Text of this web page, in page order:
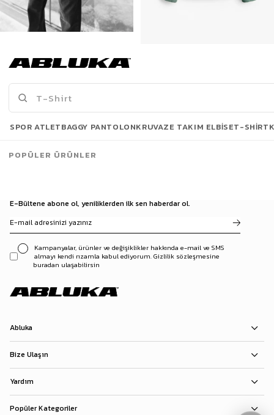
Erkek Oversize Basic Rahat Ceket Siyah
Son Bakılanlar
E-Bültene abone ol, yeniliklerden ilk sen haberdar ol.
Kampanyalar, ürünler ve değişiklikler hakkında e-mail ve SMS
almayı kendi rızamla kabul ediyorum. Gizlilik sözleşmesine
buradan ulaşabilirsin
Abluka
Bize Ulaşın
Yardım
Popüler Kategoriler
SPOR ATLETBAGGY PANTOLONKRUVAZE TAKIM ELBISET-SHIRT
POPÜLER ÜRÜNLER